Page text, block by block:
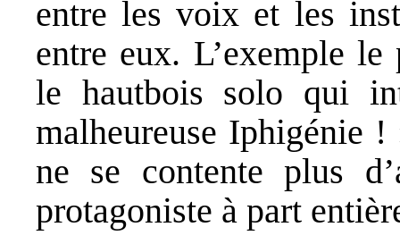
entre les voix et les
entre eux. L’exemple
le hautbois solo qui
malheureuse Iphigénie
ne se contente plus
protagoniste à part